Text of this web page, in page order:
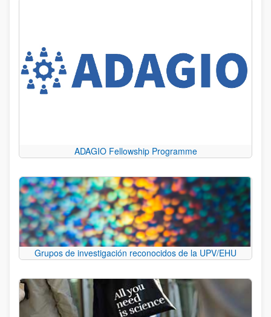
ADAGIO Fellowship Programme
Grupos de investigación reconocidos de la UPV/EHU